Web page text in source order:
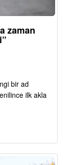
zaman
bir ad
ilk akla